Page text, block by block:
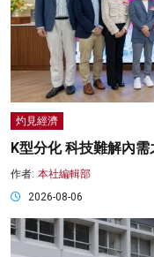
灼見經濟
K型分化 科技難解內
作者: 本社編輯部
2026-08-06